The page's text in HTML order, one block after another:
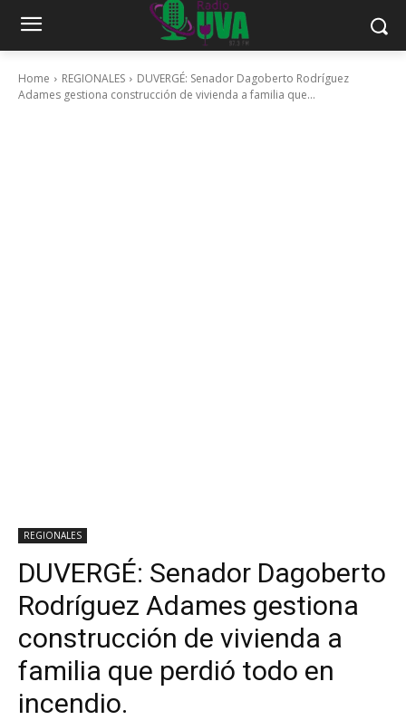
Home REGIONALES
DUVERGÉ: Senador Dagoberto Rodríguez
Adames gestiona construcción de vivienda a familia que...
REGIONALES
DUVERGÉ: Senador Dagoberto
Rodríguez Adames gestiona
construcción de vivienda a
familia que perdió todo en
incendio.